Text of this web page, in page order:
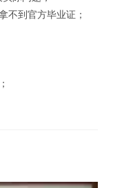
不到官方毕业证；